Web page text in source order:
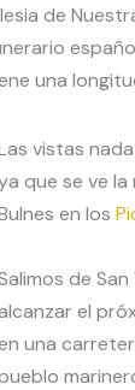
de
una
vistas
que se ve
en los
de
el
una